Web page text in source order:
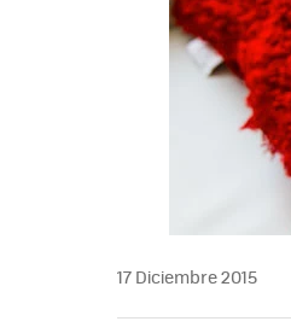
17 Diciembre 2015